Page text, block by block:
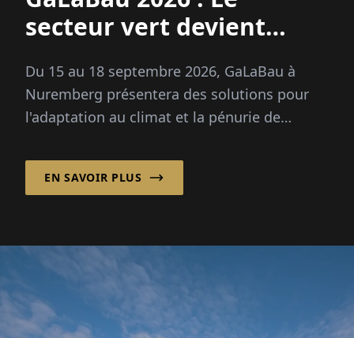
secteur vert devient
Du 15 au 18 septembre 2026, GaLaBau à
Nuremberg présentera des solutions pour
l'adaptation au climat et la pénurie de
espace futur pour la numérisation et l'IA.
EN SAVOIR PLUS